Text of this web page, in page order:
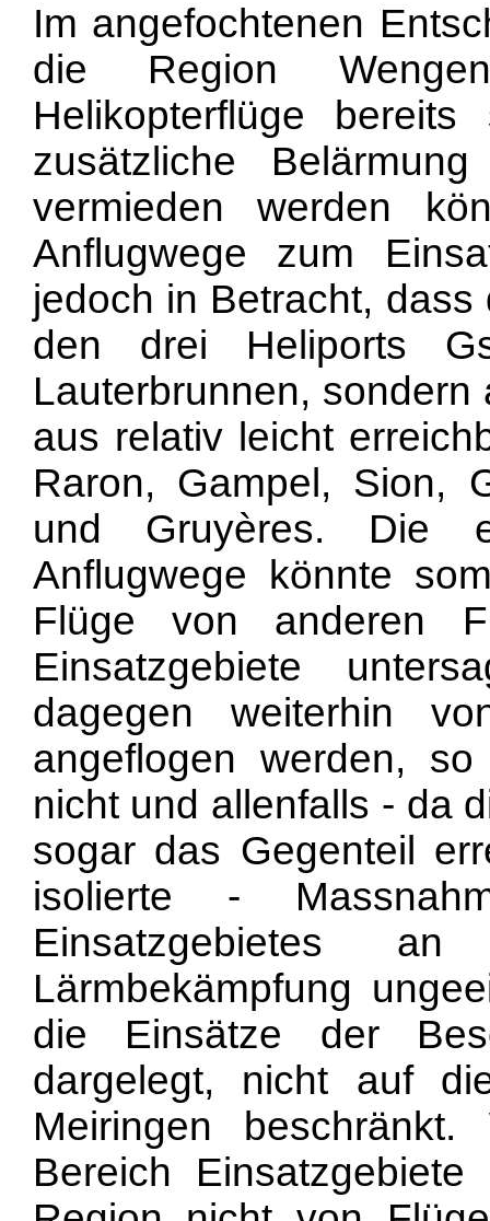
Im angefochtenen
die Region Wengen-
Helikopterflüge
zusätzliche
vermieden werden
Anflugwege zum
jedoch in Betracht,
den drei Heliports
Lauterbrunnen,
aus relativ leicht
Raron, Gampel, Sion,
und Gruyères. Die
Anflugwege könnte
Flüge von anderen
Einsatzgebiete
dagegen weiterhin
angeflogen werden,
nicht und allenfalls - da
sogar das Gegenteil
isolierte -
Einsatzgebietes
Lärmbekämpfung
die Einsätze der
dargelegt, nicht auf
Meiringen
Bereich